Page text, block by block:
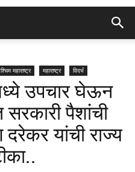
महाराष्ट्र महाराष्ट्र विदर्भ
उपचार घेऊन
पैशांची
यांची राज्य